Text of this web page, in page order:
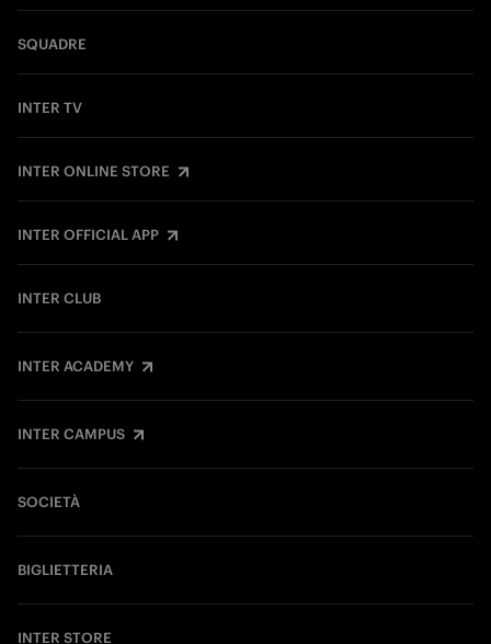
SQUADRE
INTER TV
INTER ONLINE STORE
INTER OFFICIAL APP
INTER CLUB
INTER ACADEMY
INTER CAMPUS
SOCIETÀ
BIGLIETTERIA
INTER STORE